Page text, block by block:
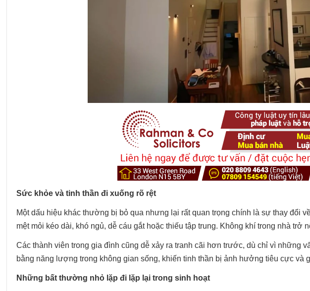
Sức khỏe và tinh thần đi xuống rõ rệt
Một dấu hiệu khác thường bị bỏ qua nhưng lại rất quan trọng chính là sự thay đổi
mệt mỏi kéo dài, khó ngủ, dễ cáu gắt hoặc thiếu tập trung. Không khí trong nhà trở
Các thành viên trong gia đình cũng dễ xảy ra tranh cãi hơn trước, dù chỉ vì những
bằng năng lượng trong không gian sống, khiến tinh thần bị ảnh hưởng tiêu cực và
Những bất thường nhỏ lặp đi lặp lại trong sinh hoạt